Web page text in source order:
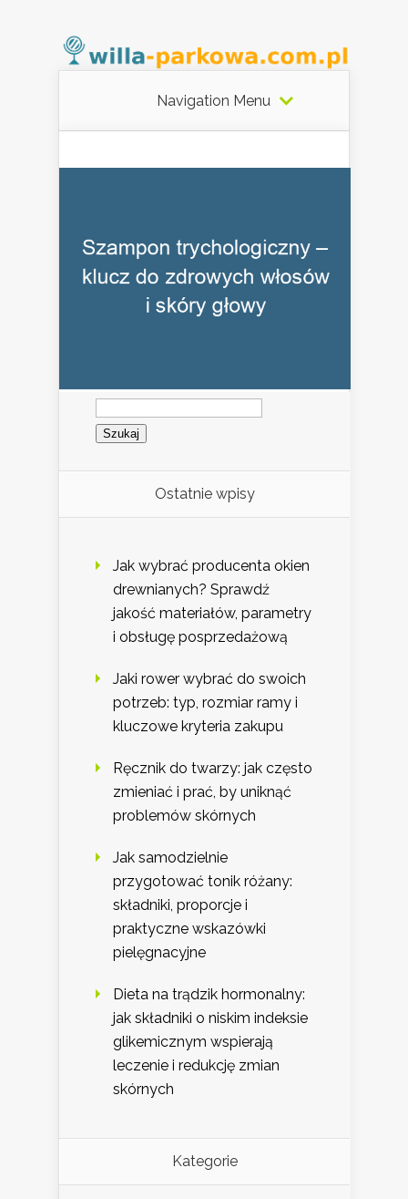
Navigation Menu
Szukaj:
Ostatnie wpisy
Jak wybrać producenta okien
drewnianych? Sprawdź
jakość materiałów, parametry
i obsługę posprzedażową
Jaki rower wybrać do swoich
potrzeb: typ, rozmiar ramy i
kluczowe kryteria zakupu
Ręcznik do twarzy: jak często
zmieniać i prać, by uniknąć
problemów skórnych
Jak samodzielnie
przygotować tonik różany:
składniki, proporcje i
praktyczne wskazówki
pielęgnacyjne
Dieta na trądzik hormonalny:
jak składniki o niskim indeksie
glikemicznym wspierają
leczenie i redukcję zmian
skórnych
Kategorie